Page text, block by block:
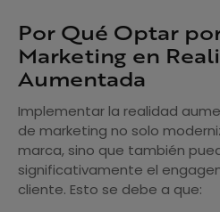
Por Qué Optar
Marketing en
Aumentada
Implementar la realidad
de marketing no solo
marca, sino que también
significativamente el
cliente. Esto se debe a que: